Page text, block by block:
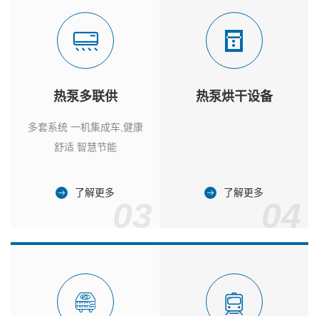
热泵多联供
多套系统 一机集成车,健康
舒适 智慧节能
了解更多
热泵烘干设备
了解更多